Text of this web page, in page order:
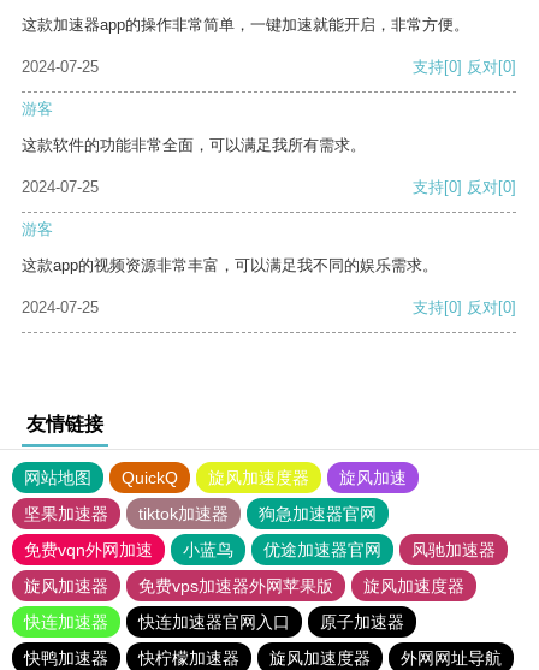
这款加速器app的操作非常简单，一键加速就能开启，非常方便。
2024-07-25 支持[0] 反对[0]
游客
这款软件的功能非常全面，可以满足我所有需求。
2024-07-25 支持[0] 反对[0]
游客
这款app的视频资源非常丰富，可以满足我不同的娱乐需求。
2024-07-25 支持[0] 反对[0]
友情链接
网站地图 QuickQ 旋风加速度器
旋风加速
坚果加速器
tiktok加速器
狗急加速器官网
免费vqn外网加速
小蓝鸟 优途加速器官网
风驰加速器
旋风加速器
免费vps加速器外网苹果版
旋风加速度器
快连加速器
快连加速器官网入口
原子加速器
快鸭加速器
快柠檬加速器 旋风加速度器
外网网址导航